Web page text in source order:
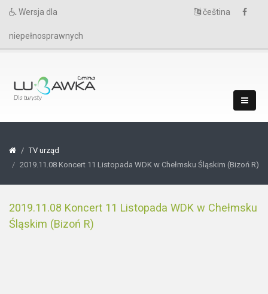
Wersja dla
niepełnosprawnych
čeština
TV urząd
2019.11.08 Koncert 11 Listopada WDK w Chełmsku Śląskim (Bizoń R)
2019.11.08 Koncert 11 Listopada WDK w Chełmsku
Śląskim (Bizoń R)